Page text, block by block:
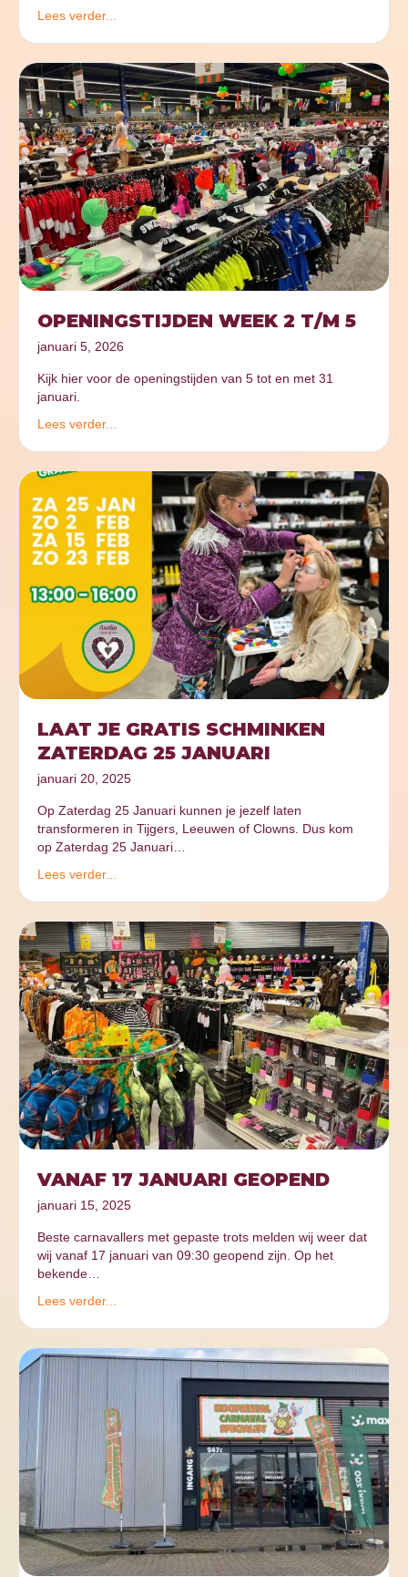
Lees verder...
OPENINGSTIJDEN WEEK 2 T/M 5
januari 5, 2026
Kijk hier voor de openingstijden van 5 tot en met 31
januari.
Lees verder...
LAAT JE GRATIS SCHMINKEN
ZATERDAG 25 JANUARI
januari 20, 2025
Op Zaterdag 25 Januari kunnen je jezelf laten
transformeren in Tijgers, Leeuwen of Clowns. Dus kom
op Zaterdag 25 Januari…
Lees verder...
VANAF 17 JANUARI GEOPEND
januari 15, 2025
Beste carnavallers met gepaste trots melden wij weer dat
wij vanaf 17 januari van 09:30 geopend zijn. Op het
bekende…
Lees verder...